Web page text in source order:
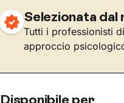
Selezionata
Tutti i professionisti
approccio
Disponibile per